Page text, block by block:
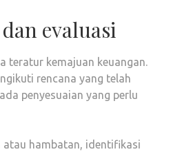
evaluasi
teratur kemajuan keuangan.
rencana yang telah
penyesuaian yang perlu
hambatan, identifikasi